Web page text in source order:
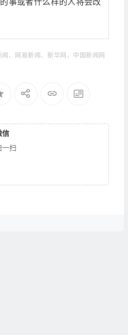
、网易新闻、新华网、中国新闻网
信
一扫